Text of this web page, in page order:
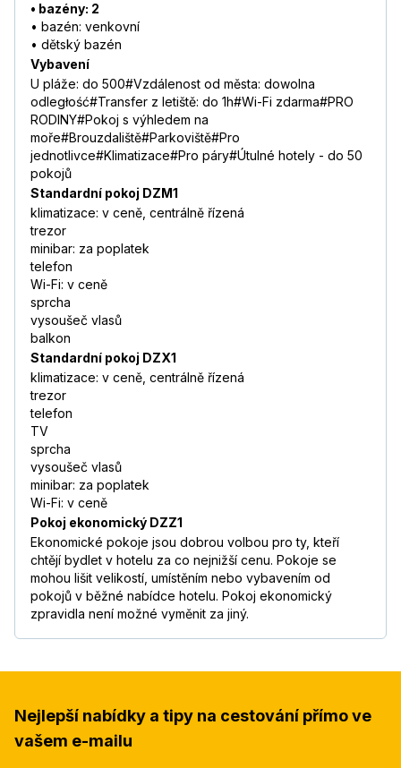
• bazény: 2
• bazén: venkovní
• dětský bazén
Vybavení
U pláže: do 500#Vzdálenost od města: dowolna
odległość#Transfer z letiště: do 1h#Wi-Fi zdarma#PRO
RODINY#Pokoj s výhledem na
moře#Brouzdaliště#Parkoviště#Pro
jednotlivce#Klimatizace#Pro páry#Útulné hotely - do 50
pokojů
Standardní pokoj DZM1
klimatizace: v ceně, centrálně řízená
trezor
minibar: za poplatek
telefon
Wi-Fi: v ceně
sprcha
vysoušeč vlasů
balkon
Standardní pokoj DZX1
klimatizace: v ceně, centrálně řízená
trezor
telefon
TV
sprcha
vysoušeč vlasů
minibar: za poplatek
Wi-Fi: v ceně
Pokoj ekonomický DZZ1
Ekonomické pokoje jsou dobrou volbou pro ty, kteří
chtějí bydlet v hotelu za co nejnižší cenu. Pokoje se
mohou lišit velikostí, umístěním nebo vybavením od
pokojů v běžné nabídce hotelu. Pokoj ekonomický
zpravidla není možné vyměnit za jiný.
Nejlepší nabídky a tipy na cestování přímo ve
vašem e-mailu